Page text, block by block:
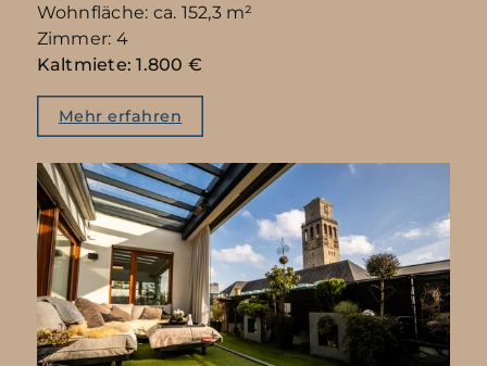
Wohnfläche: ca. 152,3 m²
Zimmer: 4
Kaltmiete: 1.800 €
Mehr erfahren